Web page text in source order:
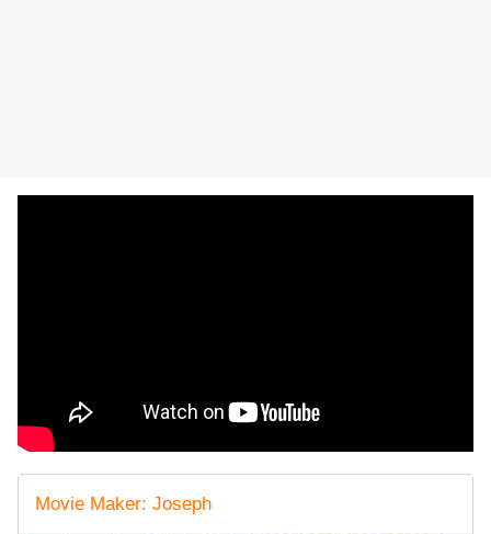
Movie Maker: Joseph